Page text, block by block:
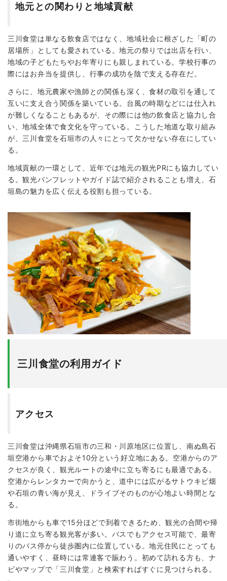
地元との関わりと地域貢献
三川食堂は単なる飲食店ではなく、地域社会に根ざした「町の
居場所」としても愛されている。地元の祭りでは出店を行い、
地域の子どもたちやお年寄りにも親しまれている。学校行事の
際にはお弁当を提供し、行事の成功を陰で支える存在だ。
さらに、地元農家や漁師との関係も深く、食材の取引を通して
互いに支え合う関係を築いている。台風の時期などには仕入れ
が難しくなることもあるが、その際には他の飲食店と協力し合
い、地域全体で食文化を守っている。こうした地道な取り組み
が、三川食堂を石垣市の人々にとって欠かせない存在にしてい
る。
地域貢献の一環として、近年では地元の観光PRにも協力してい
る。観光パンフレットやガイド誌で紹介されることも増え、石
垣島の魅力を広く伝える役割も担っている。
三川食堂の利用ガイド
アクセス
三川食堂は沖縄県石垣市の三和・川原地区に位置し、南ぬ島石
垣空港から車でおよそ10分という好立地にある。空港からのア
クセスが良く、観光ルートの途中に立ち寄るにも最適である。
空港からレンタカーで向かうと、道中には広がるサトウキビ畑
や石垣の青い海が見え、ドライブそのものが心地よい時間とな
る。
市街地からも車で15分ほどで到着できるため、観光の合間や帰
り道に立ち寄る観光客が多い。バスでもアクセス可能で、最寄
りのバス停から徒歩圏内に位置している。地元住民にとっても
通いやすく、昼時には常連客で賑わう。初めて訪れる方も、ナ
ビやマップで「三川食堂」と検索すればすぐに見つけられる。